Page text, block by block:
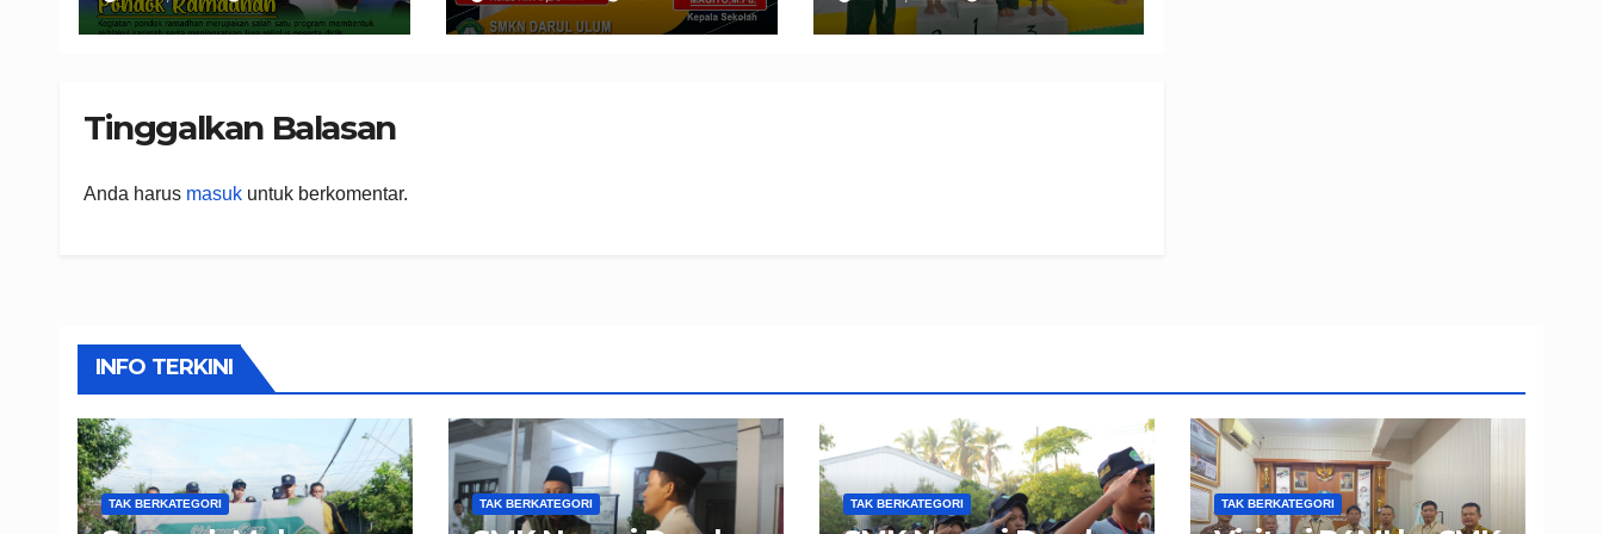
Tinggalkan Balasan
Anda harus masuk untuk berkomentar.
INFO TERKINI
TAK BERKATEGORI TAK BERKATEGORI TAK BERKATEGORI TAK BERKATEGORI